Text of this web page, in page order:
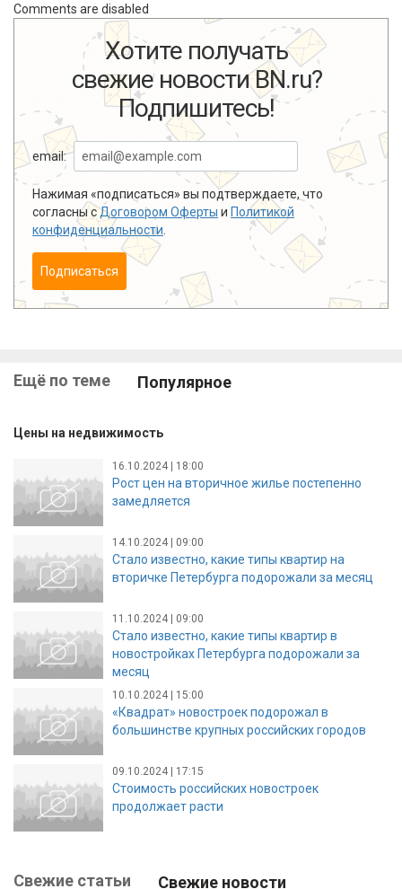
Comments are disabled
Хотите получать
свежие новости BN.ru?
Подпишитесь!
email:
Нажимая «подписаться» вы подтверждаете, что
согласны сДоговором Оферты и Политикой
конфиденциальности
Подписаться
Ещё по теме Популярное
Цены на недвижимость
16.10.2024 | 18:00
Рост цен на вторичное жилье постепенно
замедляется
14.10.2024 | 09:00
Стало известно, какие типы квартир на
вторичке Петербурга подорожали за месяц
11.10.2024 | 09:00
Стало известно, какие типы квартир в
новостройках Петербурга подорожали за
месяц
10.10.2024 | 15:00
«Квадрат» новостроек подорожал в
большинстве крупных российских городов
09.10.2024 | 17:15
Стоимость российских новостроек
продолжает расти
Свежие статьи Свежие новости